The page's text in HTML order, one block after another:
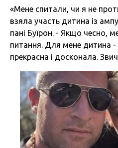
«Мене спитали, чи я не
взяла участь дитина із
пані Буїрон. - Якщо чесно,
питання. Для мене дитина
прекрасна і досконала.